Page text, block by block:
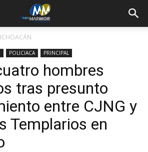
POLICIACA PRINCIPAL
hombres
tras presunto
entre CJNG y
Templarios en